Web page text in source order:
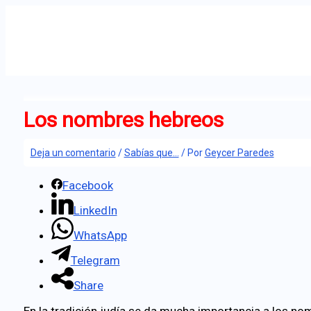
Los nombres hebreos
Deja un comentario /Sabías que... / PorGeycer Paredes
Facebook
LinkedIn
WhatsApp
Telegram
Share